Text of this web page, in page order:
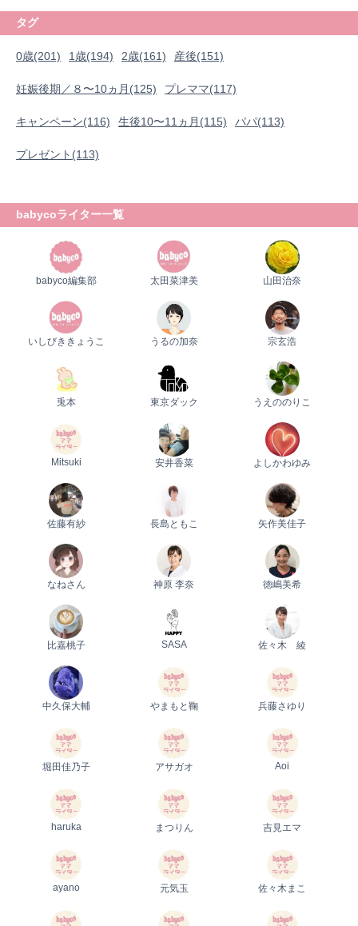
タグ
0歳(201) 1歳(194) 2歳(161) 産後(151)
妊娠後期／８〜10ヵ月(125) プレママ(117)
キャンペーン(116) 生後10〜11ヵ月(115) パパ(113)
プレゼント(113)
babycoライター一覧
babyco編集部 太田菜津美 山田治奈
いしびききょうこ うるの加奈 宗玄浩
兎本 東京ダック うえののりこ
Mitsuki 安井香菜 よしかわゆみ
佐藤有紗 長島ともこ 矢作美佳子
なねさん 神原 李奈 徳嶋美希
比嘉桃子 SASA 佐々木 綾
中久保大輔 やまもと鞠 兵藤さゆり
堀田佳乃子 アサガオ Aoi
haruka まつりん 吉見エマ
ayano 元気玉 佐々木まこ